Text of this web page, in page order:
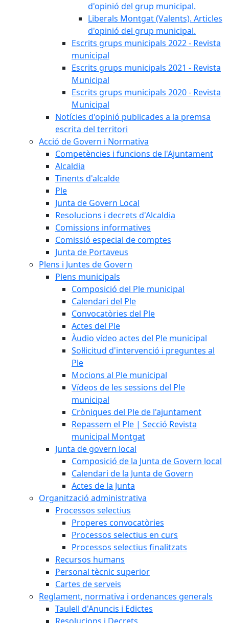
d'opinió del grup municipal.
Liberals Montgat (Valents). Articles
d'opinió del grup municipal.
Escrits grups municipals 2022 - Revista
municipal
Escrits grups municipals 2021 - Revista
Municipal
Escrits grups municipals 2020 - Revista
Municipal
Notícies d'opinió publicades a la premsa
escrita del territori
Acció de Govern i Normativa
Competències i funcions de l'Ajuntament
Alcaldia
Tinents d'alcalde
Ple
Junta de Govern Local
Resolucions i decrets d'Alcaldia
Comissions informatives
Comissió especial de comptes
Junta de Portaveus
Plens i Juntes de Govern
Plens municipals
Composició del Ple municipal
Calendari del Ple
Convocatòries del Ple
Actes del Ple
Àudio vídeo actes del Ple municipal
Sol·licitud d'intervenció i preguntes al
Ple
Mocions al Ple municipal
Vídeos de les sessions del Ple
municipal
Cròniques del Ple de l'ajuntament
Repassem el Ple | Secció Revista
municipal Montgat
Junta de govern local
Composició de la Junta de Govern local
Calendari de la Junta de Govern
Actes de la Junta
Organització administrativa
Processos selectius
Properes convocatòries
Processos selectius en curs
Processos selectius finalitzats
Recursos humans
Personal tècnic superior
Cartes de serveis
Reglament, normativa i ordenances generals
Taulell d'Anuncis i Edictes